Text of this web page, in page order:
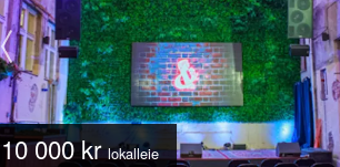
10 000 kr lokalleie